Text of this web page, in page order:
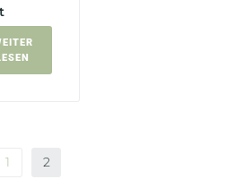
1 2